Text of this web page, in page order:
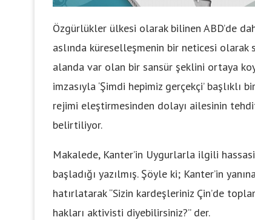
Özgürlükler ülkesi olarak bilinen ABD’de
aslında küreselleşmenin bir neticesi
alanda var olan bir sansür şeklini ortaya
imzasıyla ‘Şimdi hepimiz gerçekçi’ başlıklı
rejimi eleştirmesinden dolayı ailesinin
belirtiliyor.
Makalede, Kanter’in Uygurlarla ilgili
başladığı yazılmış. Şöyle ki; Kanter’in
hatırlatarak “Sizin kardeşleriniz Çin’de
hakları aktivisti diyebilirsiniz?” der.